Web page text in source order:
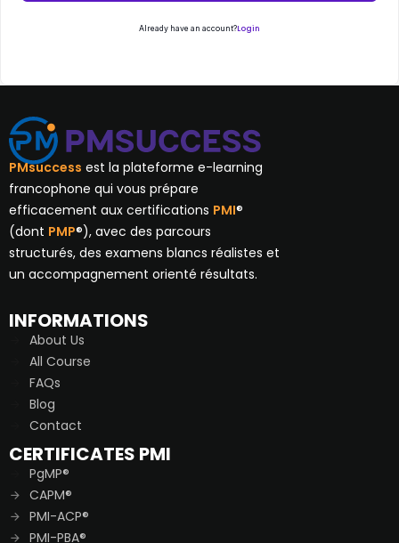
Already have an account?Login
PMsuccess est la plateforme e-learning
francophone qui vous prépare
efficacement aux certifications PMI®
(dont PMP®), avec des parcours
structurés, des examens blancs réalistes et
un accompagnement orienté résultats.
INFORMATIONS
About Us
All Course
FAQs
Blog
Contact
CERTIFICATES PMI
PgMP®
CAPM®
PMI-ACP®
PMI-PBA®